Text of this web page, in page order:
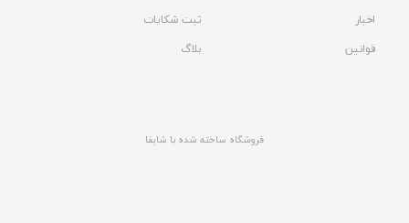
اخبار
ثبت شکایات
قوانین
بلاگ
فروشگاه ساخته شده با شاپفا